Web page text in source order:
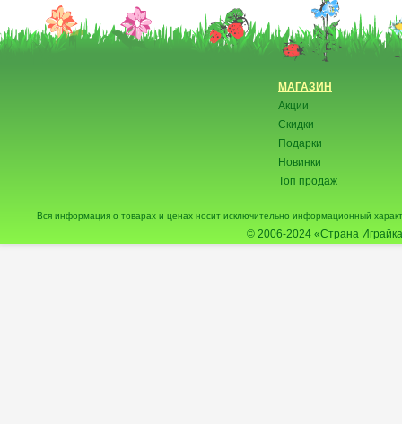
МАГАЗИН
Акции
Скидки
Подарки
Новинки
Топ продаж
Вся информация о товарах и ценах носит исключительно информационный
© 2006-2024 «Страна